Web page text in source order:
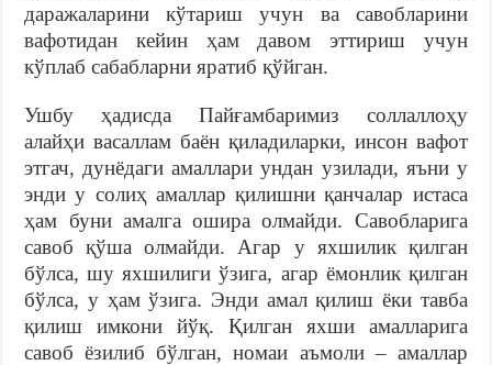
даражаларини кўтариш учун ва савобларини
вафотидан кейин ҳам давом эттириш учун
кўплаб сабабларни яратиб қўйган.
Ушбу ҳадисда Пайғамбаримиз соллаллоҳу
алайҳи васаллам баён қиладиларки, инсон вафот
этгач, дунёдаги амаллари ундан узилади, яъни у
энди у солиҳ амаллар қилишни қанчалар истаса
ҳам буни амалга ошира олмайди. Савобларига
савоб қўша олмайди. Агар у яхшилик қилган
бўлса, шу яхшилиги ўзига, агар ёмонлик қилган
бўлса, у ҳам ўзига. Энди амал қилиш ёки тавба
қилиш имкони йўқ. Қилган яхши амалларига
савоб ёзилиб бўлган, номаи аъмоли – амаллар